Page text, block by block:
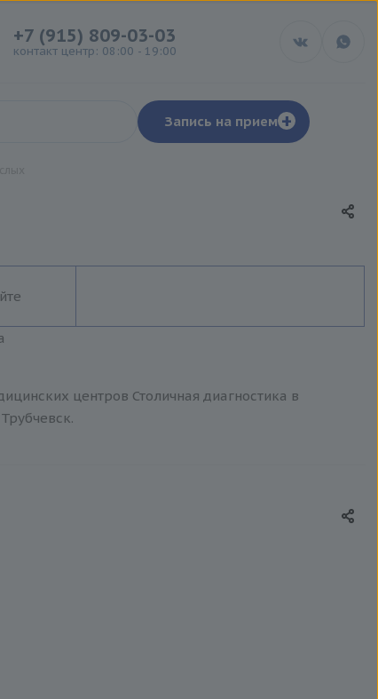
+7 (915) 809-03-03
контакт центр: 08:00 - 19:00
Запись на прием +
центров Столичная диагностика в